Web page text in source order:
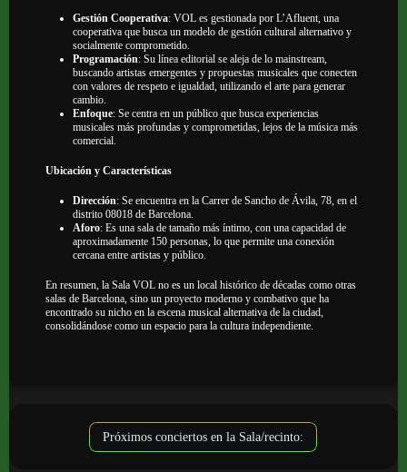
Gestión Cooperativa: VOL es gestionada por L’Afluent, una
cooperativa que busca un modelo de gestión cultural alternativo y
socialmente comprometido.
Programación: Su línea editorial se aleja de lo mainstream,
buscando artistas emergentes y propuestas musicales que conecten
con valores de respeto e igualdad, utilizando el arte para generar
cambio.
Enfoque: Se centra en un público que busca experiencias
musicales más profundas y comprometidas, lejos de la música más
comercial.
Ubicación y Características
Dirección: Se encuentra en la Carrer de Sancho de Ávila, 78, en el
distrito 08018 de Barcelona.
Aforo: Es una sala de tamaño más íntimo, con una capacidad de
aproximadamente 150 personas, lo que permite una conexión
cercana entre artistas y público.
En resumen, la Sala VOL no es un local histórico de décadas como otras
salas de Barcelona, sino un proyecto moderno y combativo que ha
encontrado su nicho en la escena musical alternativa de la ciudad,
consolidándose como un espacio para la cultura independiente.
Próximos conciertos en la Sala/recinto: